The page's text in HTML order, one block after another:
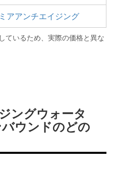
アアンチエイジング
ているため、実際の価格と異な
ングウォータ
ウンドのどの